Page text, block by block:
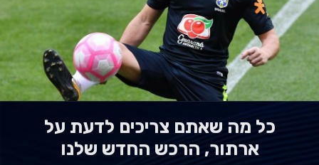
כל מה שאתם צריכים לדעת על
ארתור, הרכש החדש שלנו